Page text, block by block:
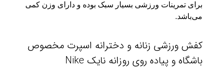
برای تمرینات ورزشی بسیار سبک بوده و دارای وزن کمی
می‌باشد.
کفش ورزشی زنانه و دخترانه اسپرت مخصوص
باشگاه و پیاده روی روزانه نایک Nike